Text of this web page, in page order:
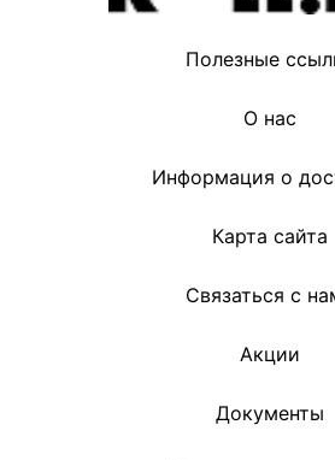
Полезные
О нас
Информация о
Карта сайта
Связаться с
Акции
Документы